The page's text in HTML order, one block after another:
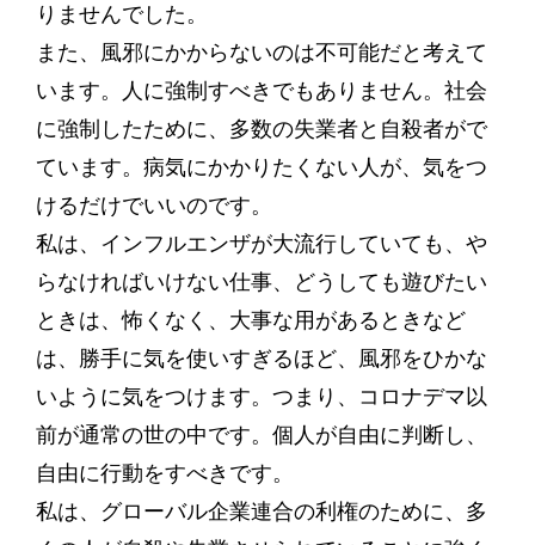
りませんでした。
また、風邪にかからないのは不可能だと考えて
います。人に強制すべきでもありません。社会
に強制したために、多数の失業者と自殺者がで
ています。病気にかかりたくない人が、気をつ
けるだけでいいのです。
私は、インフルエンザが大流行していても、や
らなければいけない仕事、どうしても遊びたい
ときは、怖くなく、大事な用があるときなど
は、勝手に気を使いすぎるほど、風邪をひかな
いように気をつけます。つまり、コロナデマ以
前が通常の世の中です。個人が自由に判断し、
自由に行動をすべきです。
私は、グローバル企業連合の利権のために、多